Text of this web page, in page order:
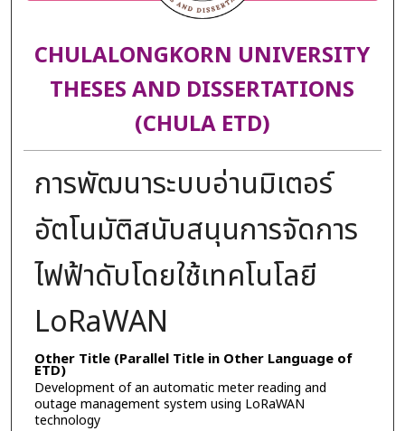
CHULALONGKORN UNIVERSITY
THESES AND DISSERTATIONS
(CHULA ETD)
การพัฒนาระบบอ่านมิเตอร์
อัตโนมัติสนับสนุนการจัดการ
ไฟฟ้าดับโดยใช้เทคโนโลยี
LoRaWAN
Other Title (Parallel Title in Other Language of
ETD)
Development of an automatic meter reading and
outage management system using LoRaWAN
technology